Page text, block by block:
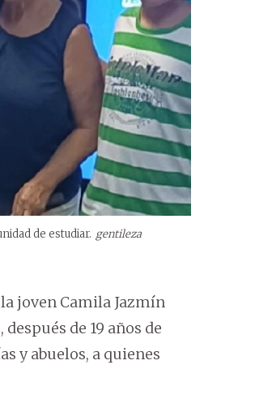
de estudiar. gentileza
joven Camila Jazmín
de 19 años de
y abuelos, a quienes